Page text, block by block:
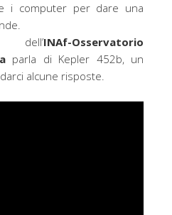
i computer per dare una
dell’INAf-Osservatorio
parla di Kepler 452b, un
alcune risposte.